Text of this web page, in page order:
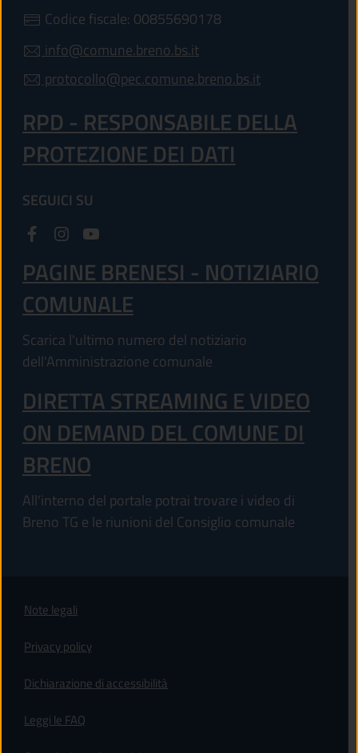
Codice fiscale: 00855690178
info@comune.breno.bs.it
protocollo@pec.comune.breno.bs.it
RPD - RESPONSABILE DELLA
PROTEZIONE DEI DATI
SEGUICI SU
PAGINE BRENESI - NOTIZIARIO
COMUNALE
Scarica l'ultimo numero del notiziario
dell'Amministrazione comunale
DIRETTA STREAMING E VIDEO
ON DEMAND DEL COMUNE DI
BRENO
All'interno del portale potrai trovare i video di
Breno TG e le riunioni del Consiglio comunale
Note legali
Privacy policy
Dichiarazione di accessibilità
Leggi le FAQ